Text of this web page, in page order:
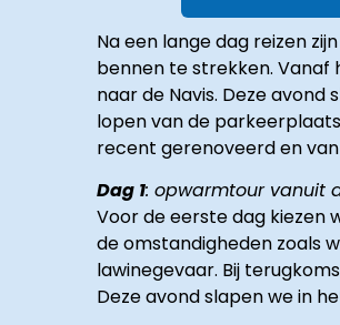
Na een lange dag reizen
bennen te strekken. Vanaf
naar de Navis. Deze avond
lopen van de
recent gerenoveerd en
Dag 1: opwarmtour vanuit
Voor de eerste dag kiezen
de omstandigheden zoals
lawinegevaar. Bij
Deze avond slapen we in